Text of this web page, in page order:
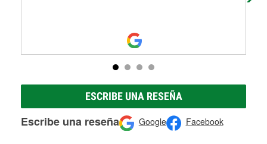
ESCRIBE UNA RESEÑA
Escribe una reseña Google Facebook